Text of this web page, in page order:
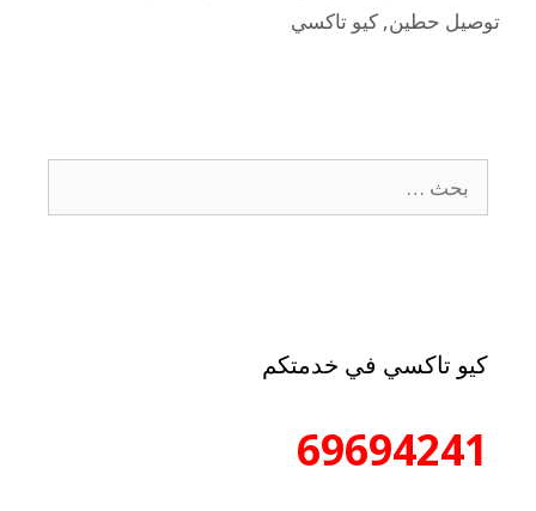
توصيل حطين, كيو تاكسي
كيو تاكسي في خدمتكم
69694241